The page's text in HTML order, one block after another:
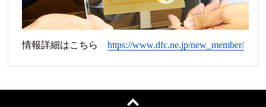
情報詳細はこちらhttps://www.dfc.ne.jp/new_member/